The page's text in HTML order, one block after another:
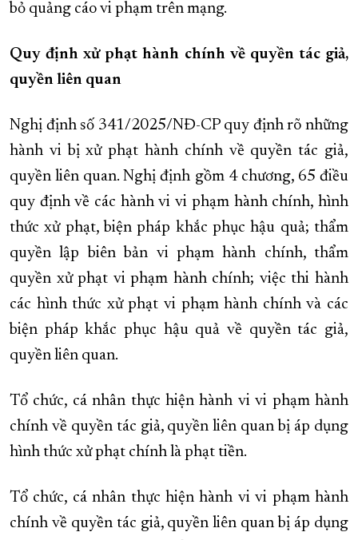
bỏ quảng cáo vi phạm trên mạng.
Quy định xử phạt hành chính về quyền tác giả,
quyền liên quan
Nghị định số 341/2025/NĐ-CP quy định rõ những
hành vi bị xử phạt hành chính về quyền tác giả,
quyền liên quan. Nghị định gồm 4 chương, 65 điều
quy định về các hành vi vi phạm hành chính, hình
thức xử phạt, biện pháp khắc phục hậu quả; thẩm
quyền lập biên bản vi phạm hành chính, thẩm
quyền xử phạt vi phạm hành chính; việc thi hành
các hình thức xử phạt vi phạm hành chính và các
biện pháp khắc phục hậu quả về quyền tác giả,
quyền liên quan.
Tổ chức, cá nhân thực hiện hành vi vi phạm hành
chính về quyền tác giả, quyền liên quan bị áp dụng
hình thức xử phạt chính là phạt tiền.
Tổ chức, cá nhân thực hiện hành vi vi phạm hành
chính về quyền tác giả, quyền liên quan bị áp dụng